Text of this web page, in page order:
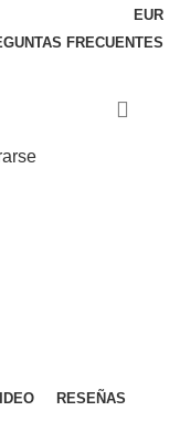
EUR
FRECUENTES
RESEÑAS